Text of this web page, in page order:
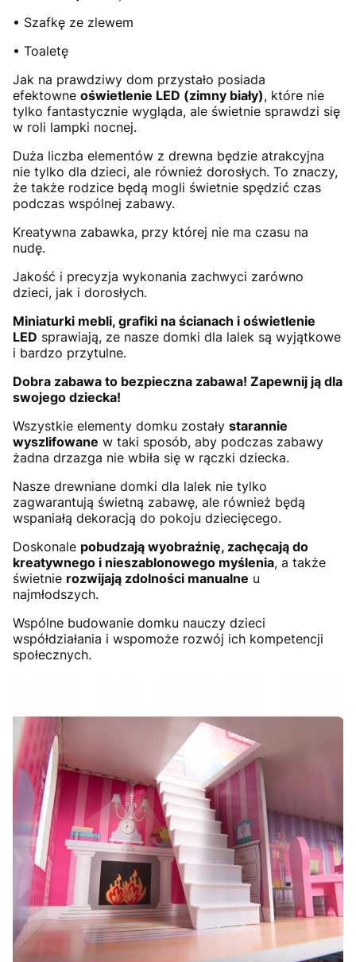
• Szafkę ze zlewem
• Toaletę
Jak na prawdziwy dom przystało posiada
efektowne oświetlenie LED (zimny biały), które nie
tylko fantastycznie wygląda, ale świetnie sprawdzi się
w roli lampki nocnej.
Duża liczba elementów z drewna będzie atrakcyjna
nie tylko dla dzieci, ale również dorosłych. To znaczy,
że także rodzice będą mogli świetnie spędzić czas
podczas wspólnej zabawy.
Kreatywna zabawka, przy której nie ma czasu na
nudę.
Jakość i precyzja wykonania zachwyci zarówno
dzieci, jak i dorosłych.
Miniaturki mebli, grafiki na ścianach i oświetlenie
LED sprawiają, ze nasze domki dla lalek są wyjątkowe
i bardzo przytulne.
Dobra zabawa to bezpieczna zabawa! Zapewnij ją dla
swojego dziecka!
Wszystkie elementy domku zostały starannie
wyszlifowane w taki sposób, aby podczas zabawy
żadna drzazga nie wbiła się w rączki dziecka.
Nasze drewniane domki dla lalek nie tylko
zagwarantują świetną zabawę, ale również będą
wspaniałą dekoracją do pokoju dziecięcego.
Doskonale pobudzają wyobraźnię, zachęcają do
kreatywnego i nieszablonowego myślenia, a także
świetnie rozwijają zdolności manualne u
najmłodszych.
Wspólne budowanie domku nauczy dzieci
współdziałania i wspomoże rozwój ich kompetencji
społecznych.